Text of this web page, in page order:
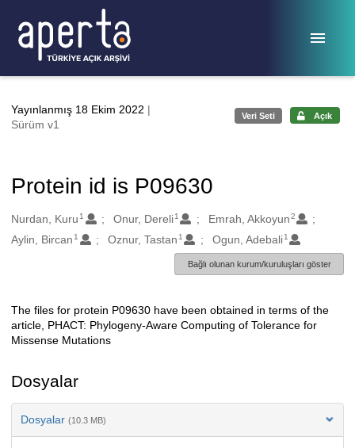
Yayınlanmış 18 Ekim 2022 |
Sürüm v1
Veri Seti Açık
Protein id is P09630
Oluşturanlar
Nurdan, Kuru 1 Onur, Dereli 1 Emrah, Akkoyun2
Aylin, Bircan 1 Oznur, Tastan 1 Ogun, Adebali 1
Bağlı olunan kurum/kuruluşları göster
Açıklama
The files for protein P09630 have been obtained in terms of the
article, PHACT: Phylogeny-Aware Computing of Tolerance for
Missense Mutations
Dosyalar
Dosyalar (10.3 MB)